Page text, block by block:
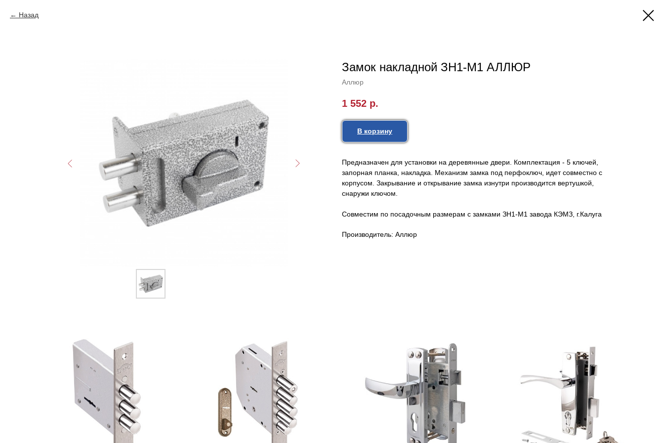
Назад
Замок накладной ЗН1-М1 АЛЛЮР
Аллюр
1 552 р.
В корзину
Предназначен для установки на деревянные двери. Комплектация - 5 ключей,
запорная планка, накладка. Механизм замка под перфоключ, идет совместно с
корпусом. Закрывание и открывание замка изнутри производится вертушкой,
снаружи ключом.
Совместим по посадочным размерам с замками ЗН1-М1 завода КЭМЗ, г.Калуга
Производитель: Аллюр